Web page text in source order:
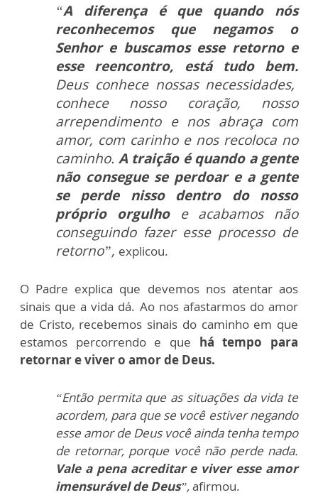
“A diferença é que quando nós
reconhecemos que negamos o
Senhor e buscamos esse retorno e
esse reencontro, está tudo bem.
Deus conhece nossas necessidades,
conhece nosso coração, nosso
arrependimento e nos abraça com
amor, com carinho e nos recoloca no
caminho. A traição é quando a gente
não consegue se perdoar e a gente
se perde nisso dentro do nosso
próprio orgulhoe acabamos não
conseguindo fazer esse processo de
retorno”, explicou.
O Padre explica que devemos nos atentar aos
sinais que a vida dá. Ao nos afastarmos do amor
de Cristo, recebemos sinais do caminho em que
estamos percorrendo e que há tempo para
retornar e viver o amor de Deus.
“Então permita que as situações da vida te
acordem, para que se você estiver negando
esse amor de Deus você ainda tenha tempo
de retornar, porque você não perde nada.
Vale a pena acreditar e viver esse amor
imensurável de Deus”,afirmou.